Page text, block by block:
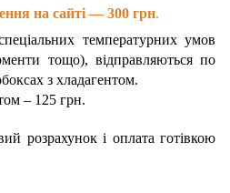
на сайті — 300 грн.
температурних умов
тощо), відправляються по
з хладагентом.
– 125 грн.
розрахунок і оплата готівкою